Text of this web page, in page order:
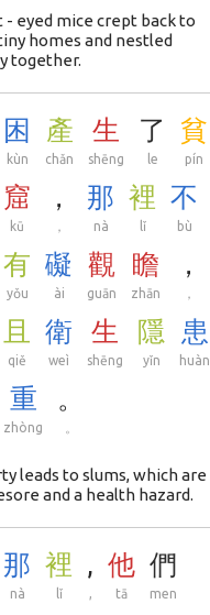
- eyed mice crept back to
homes and nestled
together.
困
kùn
產
chǎn
生
shēng
了
le
貧
pín
窟
kū
，
，
那
nà
裡
lǐ
不
bù
有
yǒu
礙
ài
觀
guān
瞻
zhān
，
，
且
qiě
衛
weì
生
shēng
隱
yǐn
患
huàn
重
zhòng
。
leads to slums, which are
and a health hazard.
那
nà
裡
lǐ
,
,
他
tā
們
men